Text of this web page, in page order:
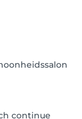
continue